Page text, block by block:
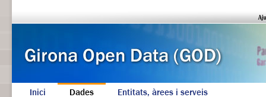
Inici Dades Entitats, àrees i serveis